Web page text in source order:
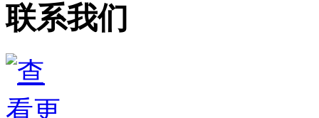
联系我们